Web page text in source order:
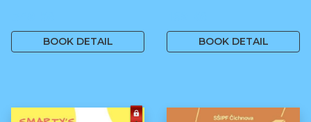
BOOK DETAIL BOOK DETAIL